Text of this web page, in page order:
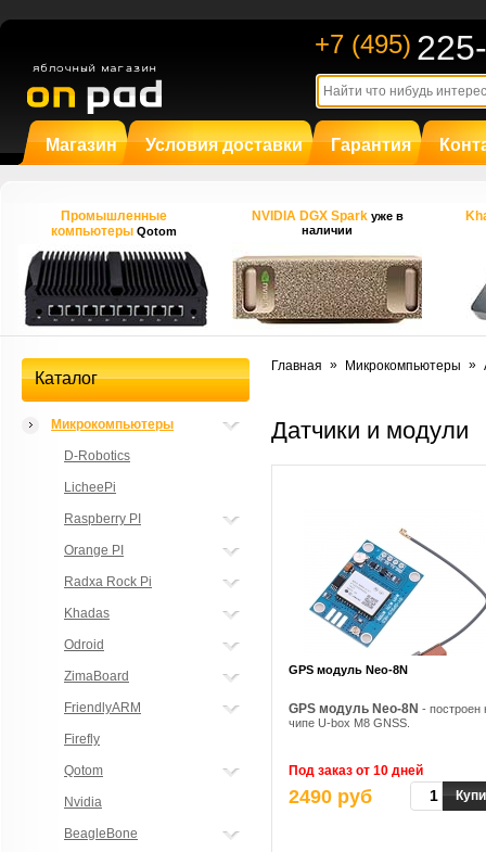
+7 (495)
Магазин Условия доставки Гарантия
Промышленные
компьютерыQotom
NVIDIA DGX Spark уже в
наличии
Каталог
Микрокомпьютеры
D-Robotics
LicheePi
Raspberry PI
Orange PI
Radxa Rock Pi
Khadas
Odroid
ZimaBoard
FriendlyARM
Firefly
Qotom
Nvidia
BeagleBone
Главная » Микрокомпьютеры »
Датчики и модули
GPS модуль Neo-8N
GPS модуль Neo-8N - построен
чипе U-box M8 GNSS.
Под заказ от 10 дней
2490 руб